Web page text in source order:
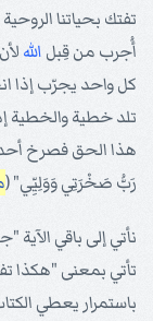
تفتك بحياتنا
أُجرب من قِبل الله لأن
كل واحد يجرّب إذا
تلد خطية والخطية
هذا الحق فصرخ
رَبُّ صَخْرَتِي وَوَلِيِّي" (
نأتي إلى باقي
تأتي بمعنى "هكذا
باستمرار يعطي